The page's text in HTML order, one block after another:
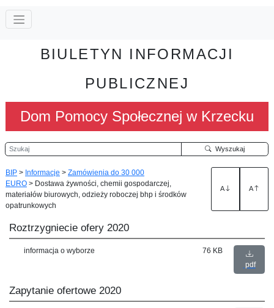
BIULETYN INFORMACJI
PUBLICZNEJ
Dom Pomocy Społecznej w Krzecku
Szukaj Wyszukaj
BIP > Informacje > Zamówienia do 30 000
EURO > Dostawa żywności, chemii gospodarczej,
materiałów biurowych, odzieży roboczej bhp i środków
opatrunkowych
A A
Roztrzygniecie ofery 2020
informacja o wyborze
76 KB
pdf
Zapytanie ofertowe 2020